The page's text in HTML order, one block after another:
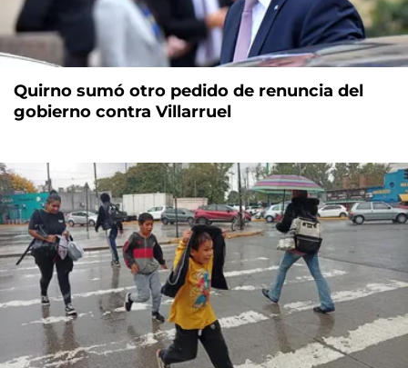
Quirno sumó otro pedido de renuncia del
gobierno contra Villarruel